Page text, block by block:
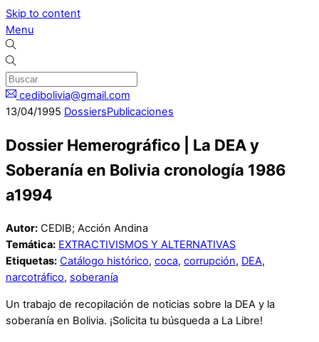
Skip to content
Menu
cedibolivia@gmail.com
13/04/1995 DossiersPublicaciones
Dossier Hemerográfico | La DEA y
Soberanía en Bolivia cronología 1986
a1994
Autor: CEDIB; Acción Andina
Temática: EXTRACTIVISMOS Y ALTERNATIVAS
Etiquetas: Catálogo histórico, coca, corrupción, DEA,
narcotráfico, soberanía
Un trabajo de recopilación de noticias sobre la DEA y la
soberanía en Bolivia. ¡Solicita tu búsqueda a La Libre!